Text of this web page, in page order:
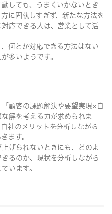
しても、うまくいかないとき
に固執しすぎず、新たな方法を
応できる人は、営業として活
何とか対応できる方法はない
多いようです。
顧客の課題解決や要望実現×自
解を考える力が求められま
社のメリットを分析しながら
ます。
げられないときにも、どのよ
るのか、現状を分析しながら
います。